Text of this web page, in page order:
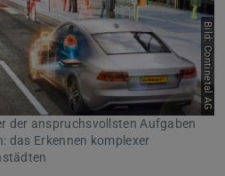
Bild: Continetal AG
der anspruchsvollsten Aufgaben
das Erkennen komplexer